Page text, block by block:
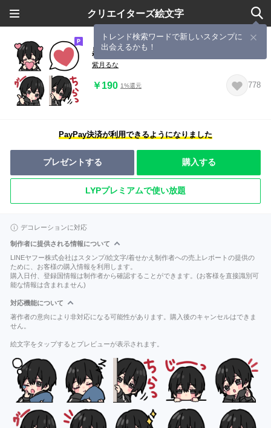
クリエイターズ絵文字
トレンド検索ワードで新しいスタンプに
出会えるかも！
黒パーカーくん 1
紫月るな
￥190 1%還元 778
PayPay決済が利用できるようになりました
プレゼントする 購入する
LYPプレミアムで使い放題
デコレーションに対応
制作者に提供される情報について
LINEヤフー株式会社はスタンプ/絵文字/着せかえ制作者への売上レポートの提供の
ために、お客様の購入情報を利用します。
購入日付、登録国情報は制作者から確認することができます。(お客様を直接識別可
能な情報は含まれません)
対応機能について
著作者の意向により非対応になる可能性があります。購入後のキャンセルはできま
せん。
絵文字をタップするとプレビューが表示されます。